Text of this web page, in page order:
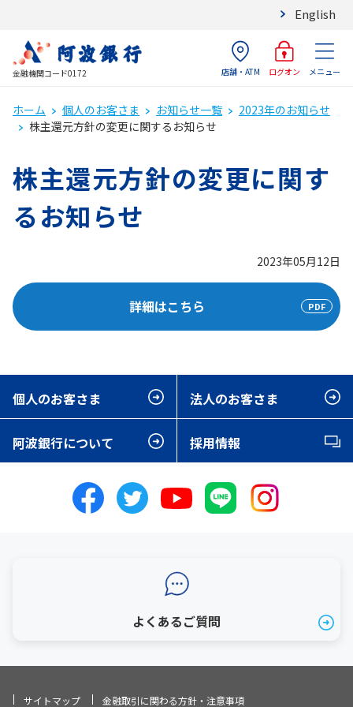
English
金融機関コード0172 店舗・ATM ログオン メニュー
ホーム 個人のお客さま お知らせ一覧
2023年のお知らせ
株主還元方針の変更に関するお知らせ
株主還元方針の変更に関す
るお知らせ
2023年05月12日
詳細はこちら
個人のお客さま 法人のお客さま
阿波銀行について 採用情報
よくあるご質問
サイトマップ 金融取引に関わる方針・注意事項